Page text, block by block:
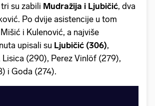
su zabili Mudražija i Ljubičić, dva
Po dvije asistencije u tom
i Kulenović, a najviše
upisali su Ljubičić (306),
(290), Perez Vinlöf (279),
i Goda (274).